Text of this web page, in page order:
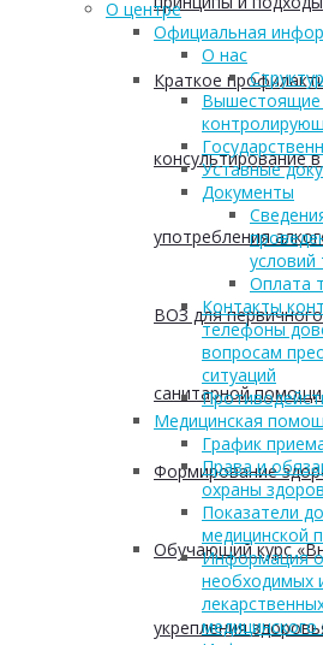
Краткое
консультирование
употребления
ВОЗ для
санитарной помощи
Формирование
Обучающий курс
укрепления
О центре
Официальная
О нас
Вышестоящие
Уставные
Документы
условий
Оплата
Контакты
телефоны
вопросам
ситуаций
Медицинская
График
Права и
охраны
Показатели
медицинской
Информация
необходимых